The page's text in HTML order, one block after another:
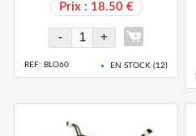
Prix : 18.50 €
REF: BLO60 EN STOCK ( 12)